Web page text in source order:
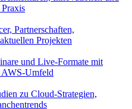
Praxis
Partnerschaften,
Projekten
und Live-Formate mit
AWS-Umfeld
zu Cloud-Strategien,